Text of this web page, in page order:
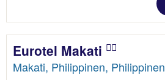
Eurotel Makati
Makati, Philippinen, Philippinen